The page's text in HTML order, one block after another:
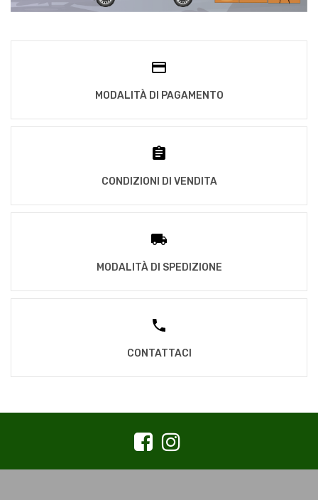
MODALITÀ DI PAGAMENTO
CONDIZIONI DI VENDITA
MODALITÀ DI SPEDIZIONE
CONTATTACI